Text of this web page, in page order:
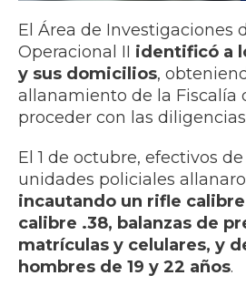
El Área de Investigaciones
Operacional II identificó a
y sus domicilios,
allanamiento de la Fiscalía
proceder con las
El 1 de octubre, efectivos
unidades policiales
incautando un rifle
calibre .38, balanzas de
matrículas y celulares, y
hombres de 19 y 22 años.